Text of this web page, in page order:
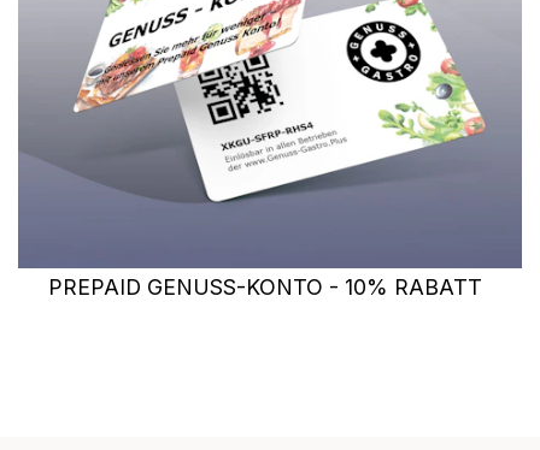
PREPAID GENUSS-KONTO - 10% RABATT